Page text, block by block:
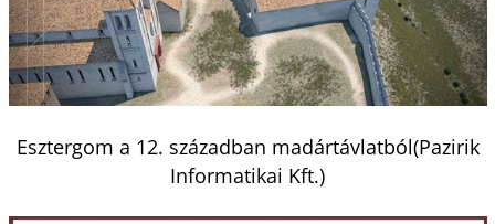
Esztergom a 12. században madártávlatból(Pazirik
Informatikai Kft.)